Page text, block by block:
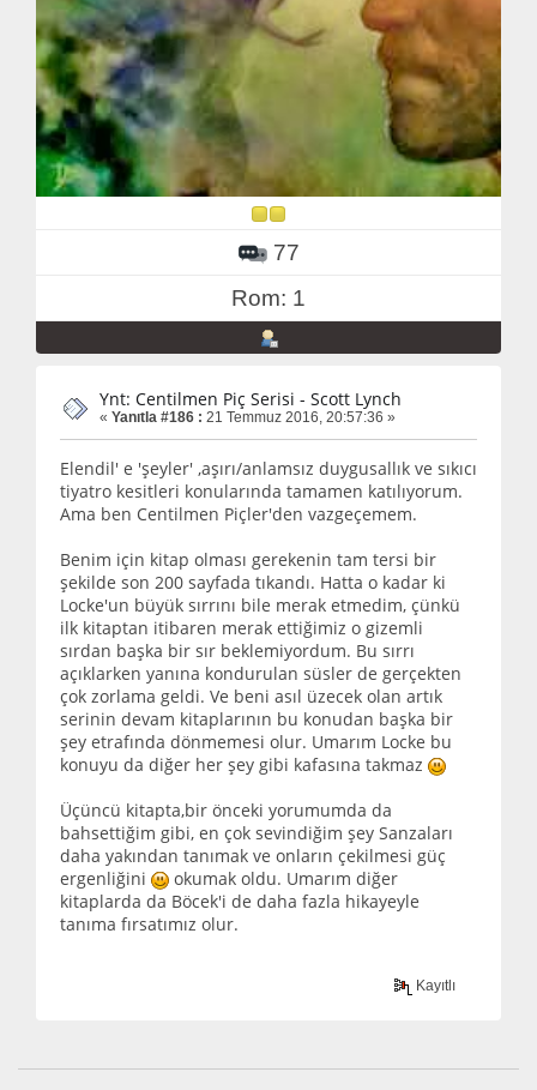
77
Rom: 1
Ynt: Centilmen Piç Serisi - Scott Lynch
« Yanıtla #186 : 21 Temmuz 2016, 20:57:36 »
Elendil' e 'şeyler' ,aşırı/anlamsız duygusallık ve sıkıcı
tiyatro kesitleri konularında tamamen katılıyorum.
Ama ben Centilmen Piçler'den vazgeçemem.
Benim için kitap olması gerekenin tam tersi bir
şekilde son 200 sayfada tıkandı. Hatta o kadar ki
Locke'un büyük sırrını bile merak etmedim, çünkü
ilk kitaptan itibaren merak ettiğimiz o gizemli
sırdan başka bir sır beklemiyordum. Bu sırrı
açıklarken yanına kondurulan süsler de gerçekten
çok zorlama geldi. Ve beni asıl üzecek olan artık
serinin devam kitaplarının bu konudan başka bir
şey etrafında dönmemesi olur. Umarım Locke bu
konuyu da diğer her şey gibi kafasına takmaz
Üçüncü kitapta,bir önceki yorumumda da
bahsettiğim gibi, en çok sevindiğim şey Sanzaları
daha yakından tanımak ve onların çekilmesi güç
ergenliğini
okumak oldu. Umarım diğer
kitaplarda da Böcek'i de daha fazla hikayeyle
tanıma fırsatımız olur.
Kayıtlı